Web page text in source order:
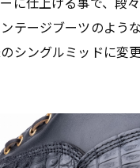
テージブーツのよう
シングルミッドに変